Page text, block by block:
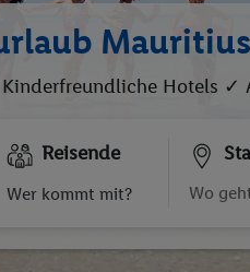
Mauritius
Hotels
Reisende
Wer kommt mit?